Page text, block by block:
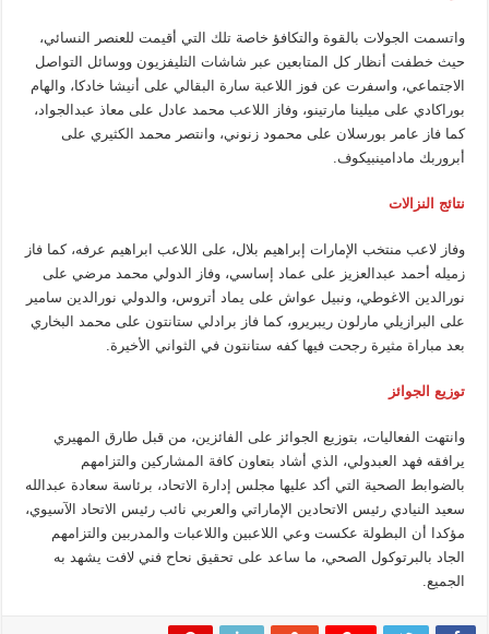
واتسمت الجولات بالقوة والتكافؤ خاصة تلك التي أقيمت للعنصر النسائي،
حيث خطفت أنظار كل المتابعين عبر شاشات التليفزيون ووسائل التواصل
الاجتماعي، واسفرت عن فوز اللاعبة سارة البقالي على أنيشا خادكا، والهام
بوراكادي على ميلينا مارتينو، وفاز اللاعب محمد عادل على معاذ عبدالجواد،
كما فاز عامر بورسلان على محمود زنوني، وانتصر محمد الكثيري على
أبروربك مادامينبيكوف.
نتائج النزالات
وفاز لاعب منتخب الإمارات إبراهيم بلال، على اللاعب ابراهيم عرفه، كما فاز
زميله أحمد عبدالعزيز على عماد إساسي، وفاز الدولي محمد مرضي على
نورالدين الاغوطي، ونبيل عواش على يماد أتروس، والدولي نورالدين سامير
على البرازيلي مارلون ريبريرو، كما فاز برادلي ستانتون على محمد البخاري
بعد مباراة مثيرة رجحت فيها كفه ستانتون في الثواني الأخيرة.
توزيع الجوائز
وانتهت الفعاليات، بتوزيع الجوائز على الفائزين، من قبل طارق المهيري
يرافقه فهد العبدولي، الذي أشاد بتعاون كافة المشاركين والتزامهم
بالضوابط الصحية التي أكد عليها مجلس إدارة الاتحاد، برئاسة سعادة عبدالله
سعيد النيادي رئيس الاتحادين الإماراتي والعربي نائب رئيس الاتحاد الآسيوي،
مؤكدا أن البطولة عكست وعي اللاعبين واللاعبات والمدربين والتزامهم
الجاد بالبرتوكول الصحي، ما ساعد على تحقيق نحاح فني لافت يشهد به
الجميع.